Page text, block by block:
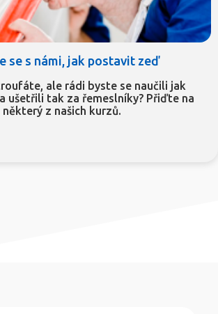
se s námi, jak postavit zeď
ale rádi byste se naučili jak
ušetřili tak za řemeslníky? Přiďte na
některý z našich kurzů.